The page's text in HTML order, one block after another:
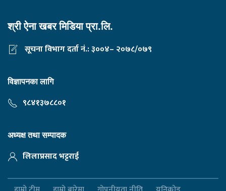
श्री ऐना खबर मिडिया प्रा.लि.
सूचना विभाग दर्ता नं.: ३००४– २०७८/०७९
विज्ञापनका लागि
९८४१३७८८०१
अध्यक्ष तथा सम्पादक
लिलाप्रसाद भट्टराई